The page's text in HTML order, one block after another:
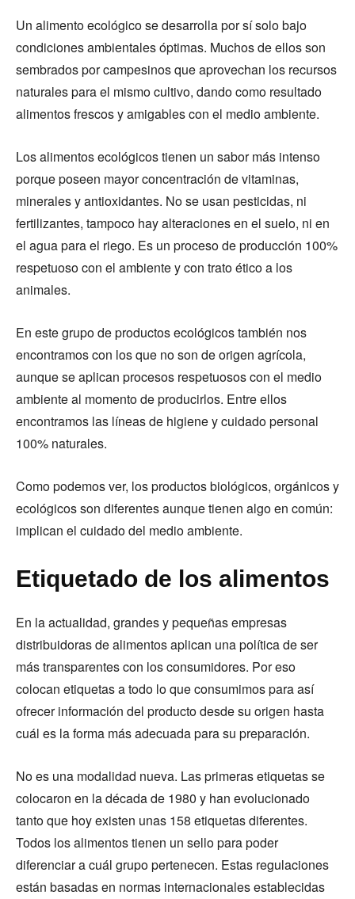
Un alimento ecológico se desarrolla por sí solo bajo
condiciones ambientales óptimas. Muchos de ellos son
sembrados por campesinos que aprovechan los recursos
naturales para el mismo cultivo, dando como resultado
alimentos frescos y amigables con el medio ambiente.
Los alimentos ecológicos tienen un sabor más intenso
porque poseen mayor concentración de vitaminas,
minerales y antioxidantes. No se usan pesticidas, ni
fertilizantes, tampoco hay alteraciones en el suelo, ni en
el agua para el riego. Es un proceso de producción 100%
respetuoso con el ambiente y con trato ético a los
animales.
En este grupo de productos ecológicos también nos
encontramos con los que no son de origen agrícola,
aunque se aplican procesos respetuosos con el medio
ambiente al momento de producirlos. Entre ellos
encontramos las líneas de higiene y cuidado personal
100% naturales.
Como podemos ver, los productos biológicos, orgánicos y
ecológicos son diferentes aunque tienen algo en común:
implican el cuidado del medio ambiente.
Etiquetado de los alimentos
En la actualidad, grandes y pequeñas empresas
distribuidoras de alimentos aplican una política de ser
más transparentes con los consumidores. Por eso
colocan etiquetas a todo lo que consumimos para así
ofrecer información del producto desde su origen hasta
cuál es la forma más adecuada para su preparación.
No es una modalidad nueva. Las primeras etiquetas se
colocaron en la década de 1980 y han evolucionado
tanto que hoy existen unas 158 etiquetas diferentes.
Todos los alimentos tienen un sello para poder
diferenciar a cuál grupo pertenecen. Estas regulaciones
están basadas en normas internacionales establecidas